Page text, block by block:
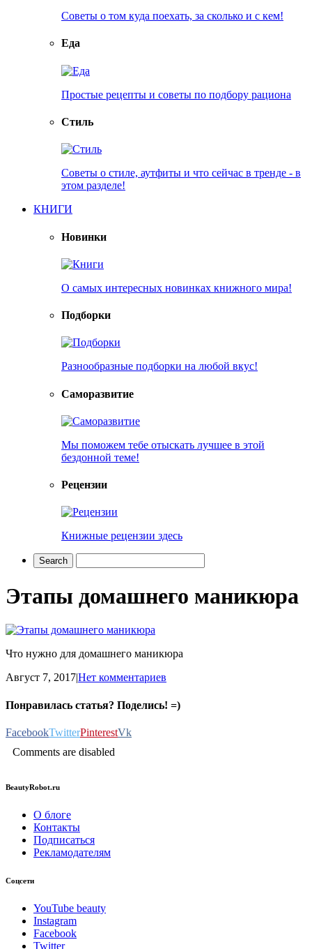
Советы о том куда поехать, за сколько и с кем!
Еда
Простые рецепты и советы по подбору рациона
Стиль
Советы о стиле, аутфиты и что сейчас в тренде - в
этом разделе!
КНИГИ
Новинки
О самых интересных новинках книжного мира!
Подборки
Разнообразные подборки на любой вкус!
Саморазвитие
Мы поможем тебе отыскать лучшее в этой
бездонной теме!
Рецензии
Книжные рецензии здесь
Этапы домашнего маникюра
Что нужно для домашнего маникюра
Август 7, 2017|Нет комментариев
Понравилась статья? Поделись! =)
FacebookTwitterPinterestVk
Comments are disabled
BeautyRobot.ru
О блоге
Контакты
Подписаться
Рекламодателям
Соцсети
YouTube beauty
Instagram
Facebook
Twitter